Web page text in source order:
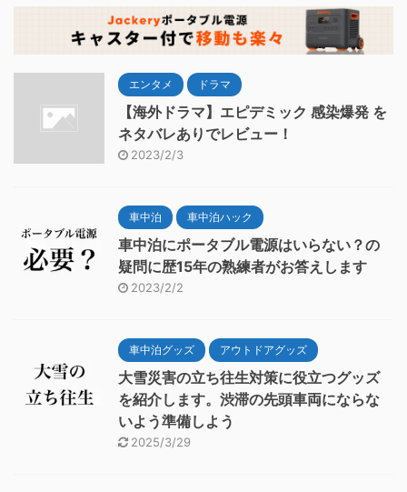
エンタメ ドラマ
【海外ドラマ】エピデミック 感染爆発 を
ネタバレありでレビュー！
2023/2/3
車中泊 車中泊ハック
車中泊にポータブル電源はいらない？の
疑問に歴15年の熟練者がお答えします
2023/2/2
車中泊グッズ アウトドアグッズ
大雪災害の立ち往生対策に役立つグッズ
を紹介します。渋滞の先頭車両にならな
いよう準備しよう
2025/3/29